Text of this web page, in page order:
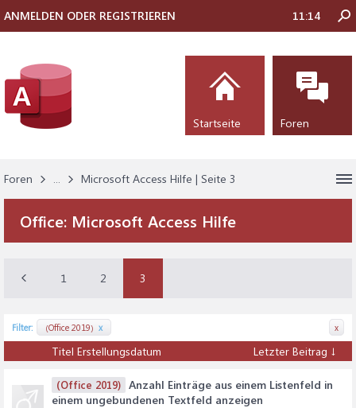
Foren ... Microsoft Access Hilfe | Seite 3
Office: Microsoft Access Hilfe
1 2 3
Filter: (Office 2019) x x
Titel Erstellungsdatum Letzter Beitrag ↓
(Office 2019) Anzahl Einträge aus einem Listenfeld in
einem ungebundenen Textfeld anzeigen
ANMELDEN ODER REGISTRIEREN 11:14
Startseite Foren